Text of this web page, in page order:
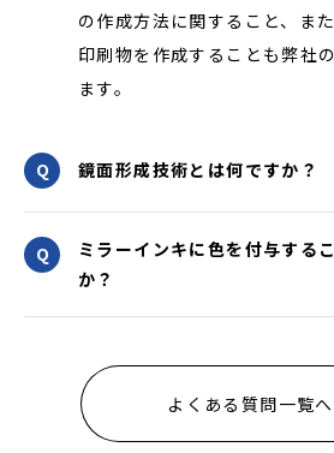
の作成方法に関すること、ま
印刷物を作成することも弊社
ます。
鏡面形成技術とは何ですか？
ミラーインキに色を付与する
か？
よくある質問一覧